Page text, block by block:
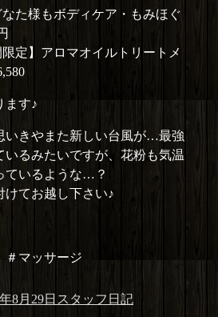
なた様もボディケア・もみほぐ
限定】アロマオイルトリートメ
ます♪
いきやまた新しい台風が…最強
いるみたいですが、花粉も気温
ているような…？
けてお越し下さい♪
マッサージ
8月29日 カ
スタッフ日記